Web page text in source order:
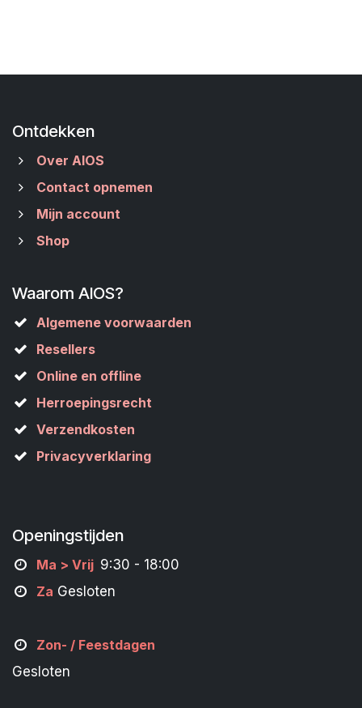
Ontdekken
Over AIOS
Contact opnemen
Mijn account
Shop
Waarom AIOS?
Algemene voorwaarden
Resellers
Online en offline
Herroepingsrecht
Verzendkosten
Privacyverklaring
Openingstijden
Ma > Vrij 9:30 - 18:00
Za Gesloten
Zon- / Feestdagen
Gesloten